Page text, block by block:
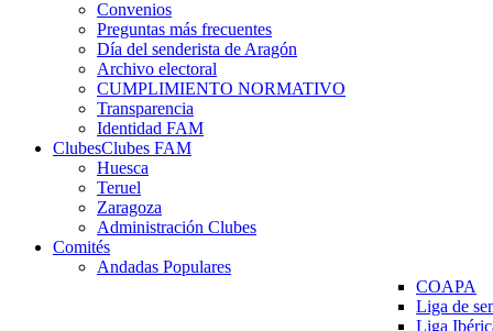
Convenios
Preguntas más frecuentes
Día del senderista de Aragón
Archivo electoral
CUMPLIMIENTO NORMATIVO
Transparencia
Identidad FAM
ClubesClubes FAM
Huesca
Teruel
Zaragoza
Administración Clubes
Comités
Andadas Populares
COAPA
Liga de
Liga